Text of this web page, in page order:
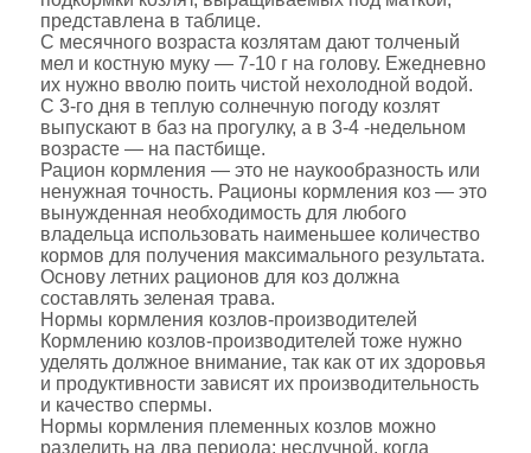
представлена в таблице.
С месячного возраста козлятам дают толченый
мел и костную муку — 7-10 г на голову. Ежедневно
их нужно вволю поить чистой нехолодной водой.
С 3-го дня в теплую солнечную погоду козлят
выпускают в баз на прогулку, а в 3-4 -недельном
возрасте — на пастбище.
Рацион кормления — это не наукообразность или
ненужная точность. Рационы кормления коз — это
вынужденная необходимость для любого
владельца использовать наименьшее количество
кормов для получения максимального результата.
Основу летних рационов для коз должна
составлять зеленая трава.
Нормы кормления козлов-производителей
Кормлению козлов-производителей тоже нужно
уделять должное внимание, так как от их здоровья
и продуктивности зависят их производительность
и качество спермы.
Нормы кормления племенных козлов можно
разделить на два периода: неслучной, когда